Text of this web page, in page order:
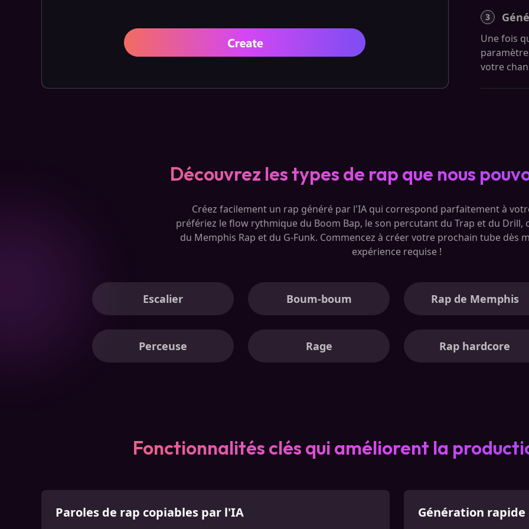
3
Une fois
votre
Découvrez les types de rap que nous
Créez facilement un rap généré par l'IA qui correspond parfaitement à
préfériez le flow rythmique du Boom Bap, le son percutant du Trap et du Drill,
du Memphis Rap et du G-Funk. Commencez à créer votre prochain tube dès
expérience requise !
Escalier Boum-boum Rap de Memphis
Perceuse Rage Rap hardcore
Fonctionnalités clés qui améliorent la
Paroles de rap copiables par l'IA Génération